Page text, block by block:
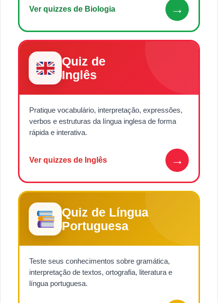
Ver quizzes de Biologia →
Quiz de
Inglês
Pratique vocabulário, interpretação, expressões,
verbos e estruturas da língua inglesa de forma
rápida e interativa.
Ver quizzes de Inglês →
Quiz de Língua
Portuguesa
Teste seus conhecimentos sobre gramática,
interpretação de textos, ortografia, literatura e
língua portuguesa.